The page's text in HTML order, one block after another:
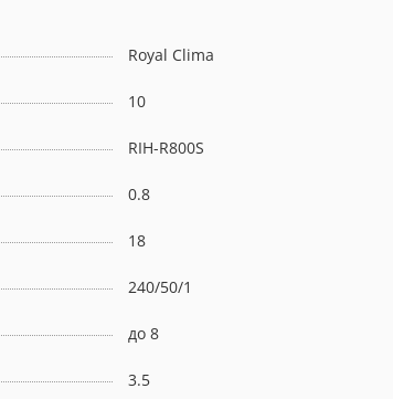
Royal Clima
10
RIH-R800S
0.8
18
240/50/1
до 8
3.5